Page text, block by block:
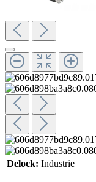
Delock: Industrie